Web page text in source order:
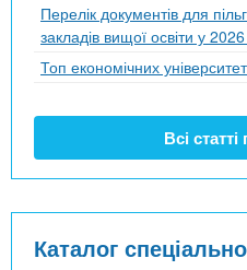
Перелік документів для
закладів вищої освіти у
Топ економічних
Всі
Каталог